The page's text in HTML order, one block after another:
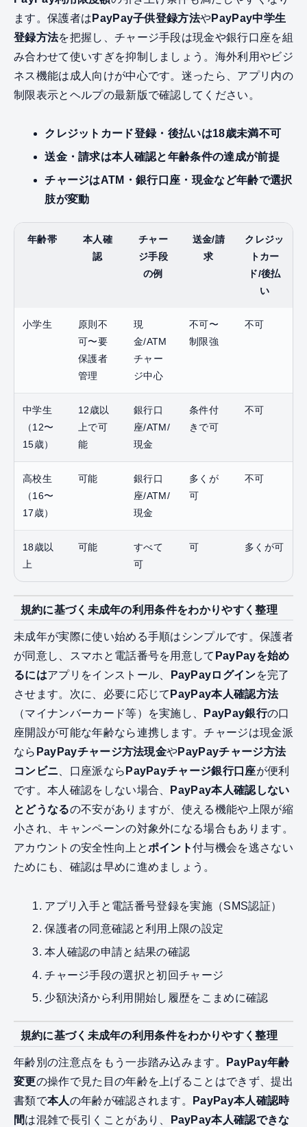
ます。保護者は PayPay子供登録方法やPayPay中学生
登録方法を把握し、チャージ手段は現金や銀行口座を組
み合わせて使いすぎを抑制しましょう。海外利用やビジ
ネス機能は成人向けが中心です。迷ったら、アプリ内の
制限表示とヘルプの最新版で確認してください。
クレジットカード登録・後払いは18歳未満不可
送金・請求は本人確認と年齢条件の達成が前提
チャージはATM・銀行口座・現金など年齢で選択
肢が変動
年齢帯
本人確
認
チャー
ジ手段
の例
送金/請
求
クレジッ
トカー
ド/後払
い
小学生
原則不
可〜要
保護者
管理
現
金/ATM
チャー
ジ中心
不可〜
制限強
不可
中学生
（12〜
15歳）
12歳以
上で可
能
銀行口
座/ATM/
現金
条件付
きで可
不可
高校生
（16〜
17歳）
可能
銀行口
座/ATM/
現金
多くが
可
不可
18歳以
上
可能
すべて
可
可 多くが可
規約に基づく未成年の利用条件をわかりやすく整理
未成年が実際に使い始める手順はシンプルです。保護者
が同意し、スマホと電話番号を用意して PayPayを始め
るにはアプリをインストール、 PayPayログインを完了
させます。次に、必要に応じて PayPay本人確認方法
（マイナンバーカード等）を実施し、
PayPay銀行の口
座開設が可能な年齢なら連携します。チャージは現金派
なら PayPayチャージ方法現金やPayPayチャージ方法
コンビニ 、口座派なら PayPayチャージ銀行口座が便利
です。本人確認をしない場合、
PayPay本人確認しない
とどうなるの不安がありますが、使える機能や上限が縮
小され、キャンペーンの対象外になる場合もあります。
アカウントの安全性向上とポイント付与機会を逃さない
ためにも、確認は早めに進めましょう。
アプリ入手と電話番号登録を実施（SMS認証）
保護者の同意確認と利用上限の設定
本人確認の申請と結果の確認
チャージ手段の選択と初回チャージ
少額決済から利用開始し履歴をこまめに確認
規約に基づく未成年の利用条件をわかりやすく整理
年齢別の注意点をもう一歩踏み込みます。
PayPay年齢
変更の操作で見た目の年齢を上げることはできず、提出
書類で本人の年齢が確認されます。
PayPay本人確認時
間は混雑で長引くことがあり、
PayPay本人確認できな